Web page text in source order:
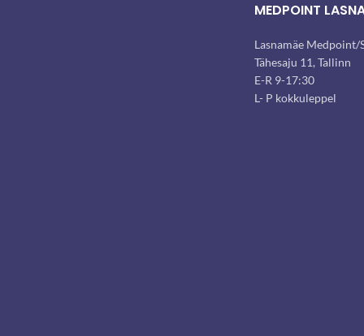
MEDPOINT
Lasnamäe Medpoint/
Tähesaju 11, Tallinn
E-R 9-17:30
L- P kokkuleppel